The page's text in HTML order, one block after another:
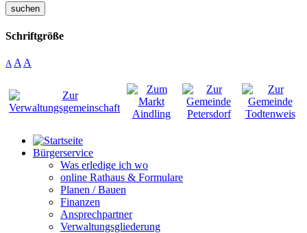
suchen
Schriftgröße
A A A
Bürgerservice
Was erledige ich wo
online Rathaus & Formulare
Planen / Bauen
Finanzen
Ansprechpartner
Verwaltungsgliederung